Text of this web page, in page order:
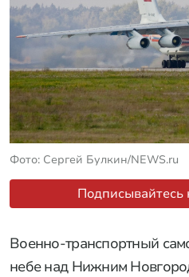
Фото: Сергей Булкин/NEWS.ru
Подписывайтесь
Военно-транспортный
небе над Нижним